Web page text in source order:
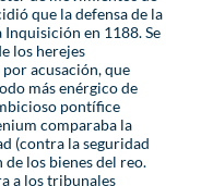
que la defensa de la
en 1188. Se
los herejes
acusación, que
más enérgico de
pontífice
comparaba la
(contra la seguridad
los bienes del reo.
a los tribunales